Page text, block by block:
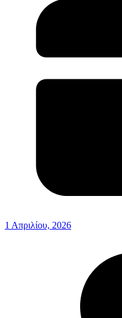
1 Απριλίου, 2026